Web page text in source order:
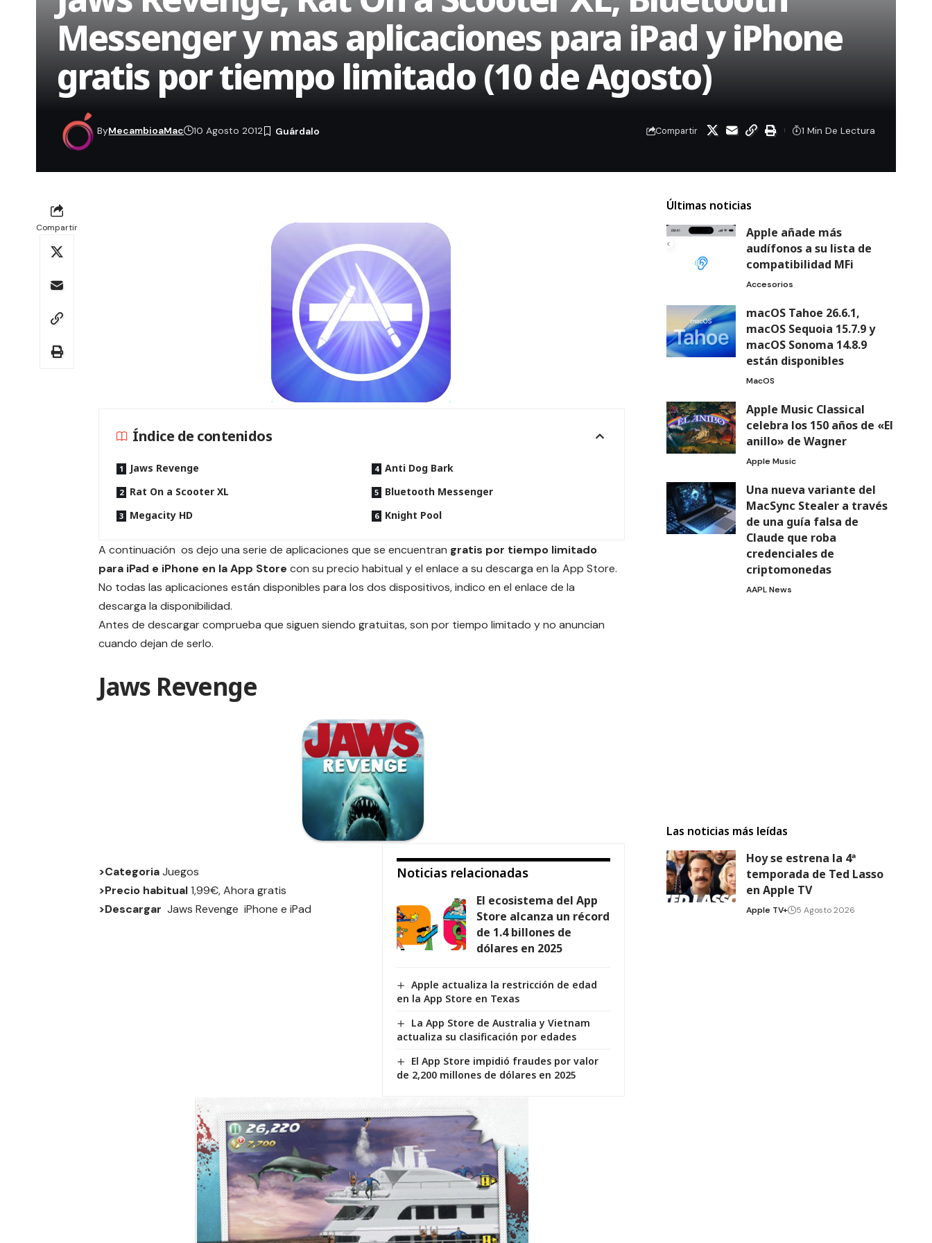
Messenger y mas aplicaciones para iPad y iPhone
gratis por tiempo limitado (10 de Agosto)
ByMecambioaMac 10 Agosto 2012 Compartir 1 Min De Lectura
Compartir
Índice de contenidos
Jaws Revenge
Rat On a Scooter XL
Megacity HD
Anti Dog Bark
Bluetooth Messenger
Knight Pool
A continuación os dejo una serie de aplicaciones que se encuentran gratis por tiempo limitado
para iPad e iPhone en la App Store con su precio habitual y el enlace a su descarga en la App Store.
No todas las aplicaciones están disponibles para los dos dispositivos, indico en el enlace de la
descarga la disponibilidad.
Antes de descargar comprueba que siguen siendo gratuitas, son por tiempo limitado y no anuncian
cuando dejan de serlo.
Jaws Revenge
Noticias relacionadas
El ecosistema del App
Store alcanza un récord
de 1.4 billones de
dólares en 2025
Apple actualiza la restricción de edad
en la App Store en Texas
La App Store de Australia y Vietnam
actualiza su clasificación por edades
El App Store impidió fraudes por valor
de 2,200 millones de dólares en 2025
>CategoriaJuegos
>Precio habitual1,99€, Ahora gratis
>Descargar Jaws Revenge iPhone e iPad
Últimas noticias
Apple añade más
audífonos a su lista de
compatibilidad MFi
Accesorios
macOS Tahoe 26.6.1,
macOS Sequoia 15.7.9 y
macOS Sonoma 14.8.9
están disponibles
MacOS
Apple Music Classical
celebra los 150 años de «El
anillo» de Wagner
Apple Music
Una nueva variante del
MacSync Stealer a través
de una guía falsa de
Claude que roba
credenciales de
criptomonedas
AAPL News
Las noticias más leídas
Hoy se estrena la 4ª
temporada de Ted Lasso
en Apple TV
Apple TV+ 5 Agosto 2026